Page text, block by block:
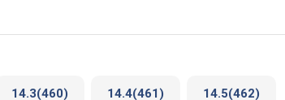
14.3(460) 14.4(461) 14.5(462)